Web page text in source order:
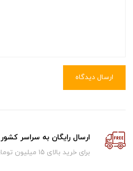
ارسال دیدگاه
ارسال رایگان به سراسر کشور
برای خرید بالای ۱5 میلیون تومان